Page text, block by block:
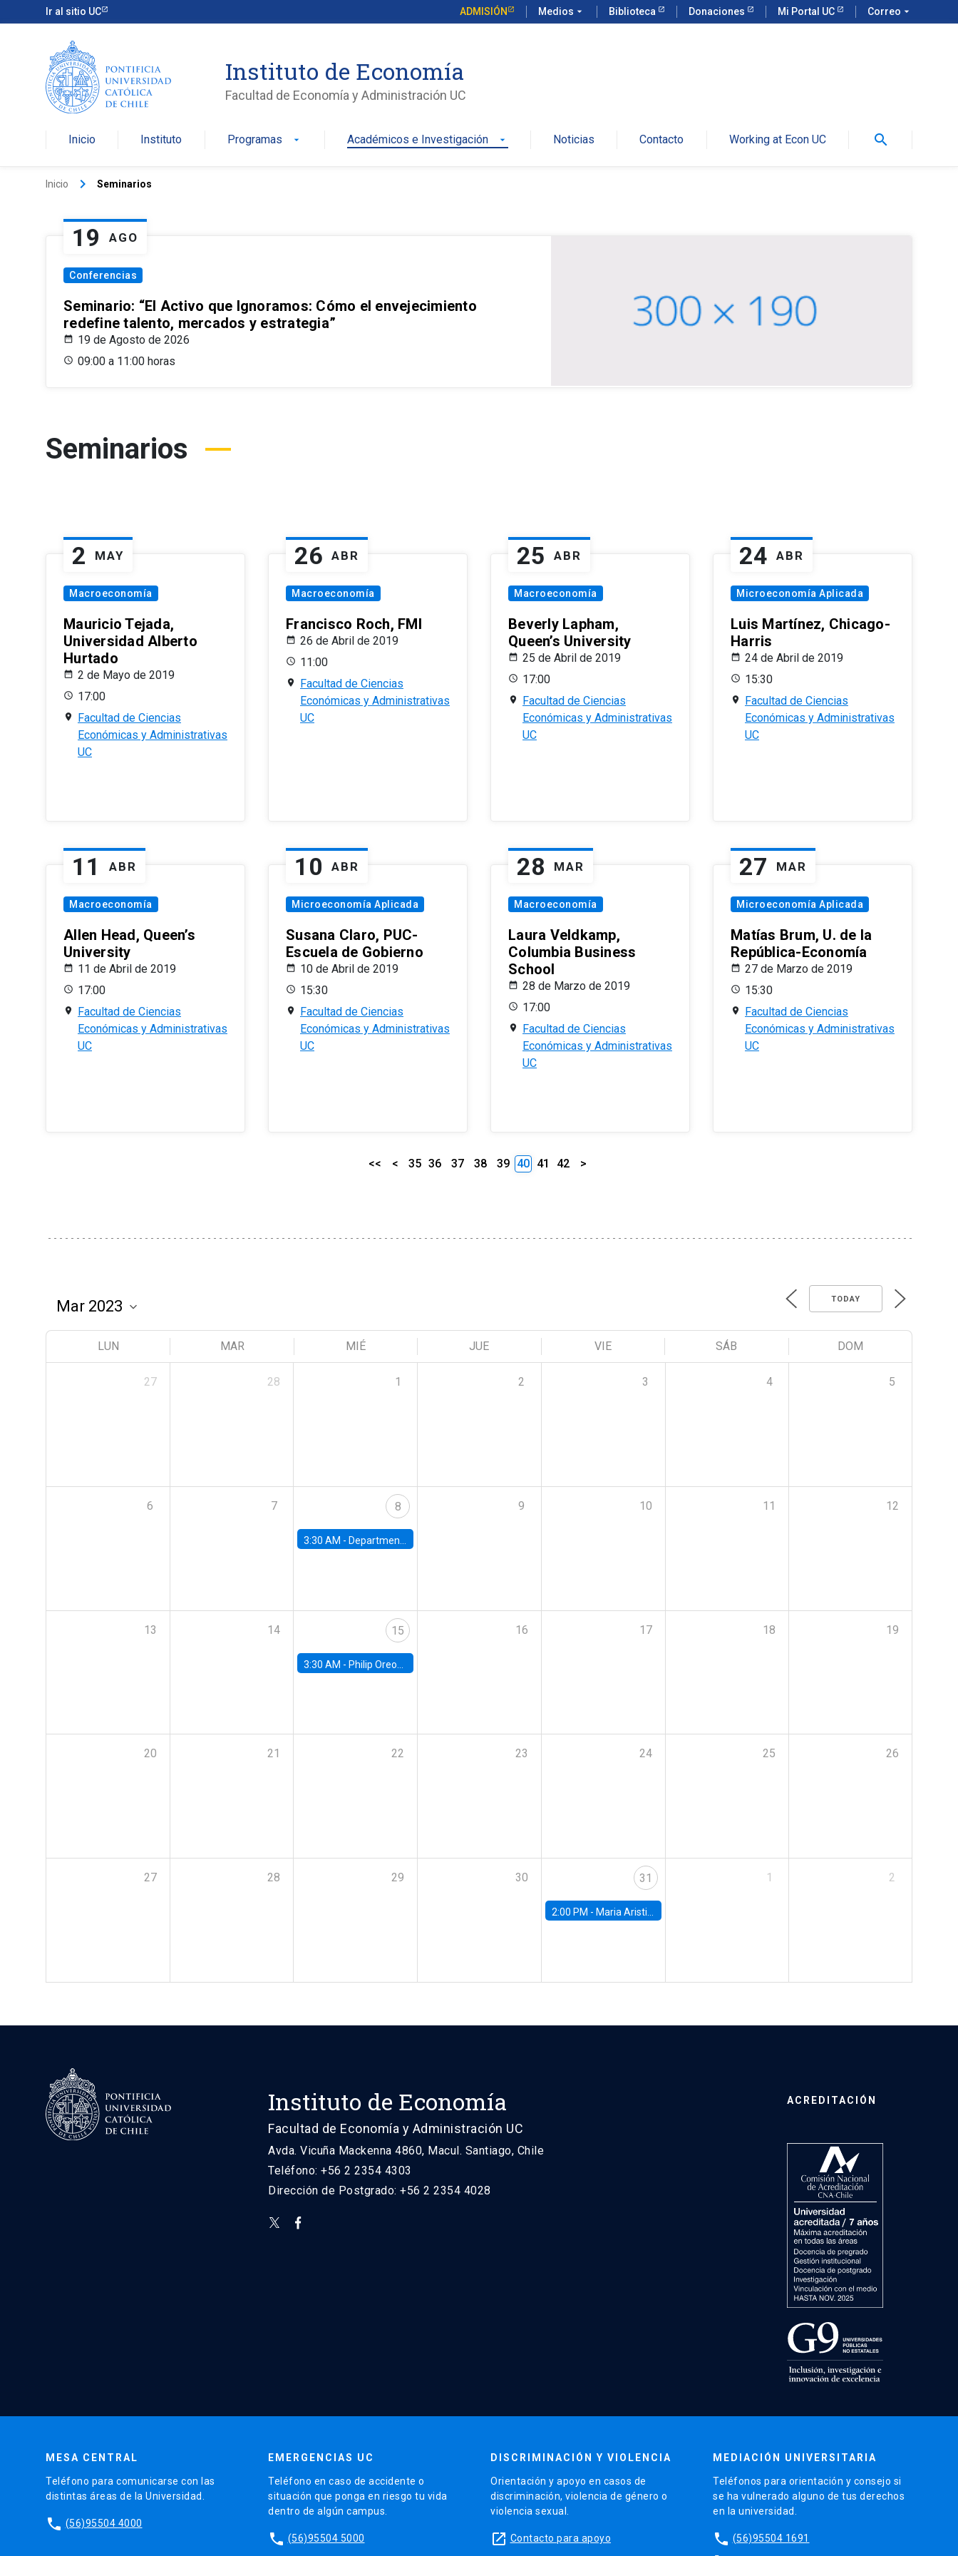
Ir al sitio UC ADMISIÓN Medios arrow_drop_down Biblioteca Donaciones Mi Portal UC Correo arrow_drop_down
Instituto de Economía
Facultad de Economía y Administración UC
Inicio Instituto Programas arrow_drop_down Académicos e Investigación arrow_drop_down Noticias Contacto Working at Econ UC search
Inicio keyboard_arrow_right Seminarios
19 AGO
Conferencias
Seminario: “El Activo que Ignoramos: Cómo el envejecimiento
redefine talento, mercados y estrategia”
19 de Agosto de 2026
09:00 a 11:00 horas
Seminarios
2 MAY
Macroeconomía
Mauricio Tejada,
Universidad Alberto
Hurtado
2 de Mayo de 2019
17:00
Facultad de Ciencias
Económicas y Administrativas
UC
26 ABR
Macroeconomía
Francisco Roch, FMI
26 de Abril de 2019
11:00
Facultad de Ciencias
Económicas y Administrativas
UC
25 ABR
Macroeconomía
Beverly Lapham,
Queen’s University
25 de Abril de 2019
17:00
Facultad de Ciencias
Económicas y Administrativas
UC
24 ABR
Microeconomía Aplicada
Luis Martínez, Chicago-
Harris
24 de Abril de 2019
15:30
Facultad de Ciencias
Económicas y Administrativas
UC
11 ABR
Macroeconomía
Allen Head, Queen’s
University
11 de Abril de 2019
17:00
Facultad de Ciencias
Económicas y Administrativas
UC
10 ABR
Microeconomía Aplicada
Susana Claro, PUC-
Escuela de Gobierno
10 de Abril de 2019
15:30
Facultad de Ciencias
Económicas y Administrativas
UC
28 MAR
Macroeconomía
Laura Veldkamp,
Columbia Business
School
28 de Marzo de 2019
17:00
Facultad de Ciencias
Económicas y Administrativas
UC
27 MAR
Microeconomía Aplicada
Matías Brum, U. de la
República-Economía
27 de Marzo de 2019
15:30
Facultad de Ciencias
Económicas y Administrativas
UC
<< < 35 36 37 38 39 40 41 42 >
TODAY
LUN MAR MIÉ JUE VIE SÁB DOM
27 28 1 2 3 4 5
6 7 8
3:30 AM - Department Seminar: James Robinson
9 10 11 12
13 14 15
3:30 AM - Philip Oreopolous, University of Toronto
16 17 18 19
20 21 22 23 24 25 26
27 28 29 30 31
2:00 PM - Maria Aristizabal-Ramirez, FED Board
1 2
Instituto de Economía
Facultad de Economía y Administración UC
Avda. Vicuña Mackenna 4860, Macul. Santiago, Chile
Teléfono: +56 2 2354 4303
Dirección de Postgrado: +56 2 2354 4028
ACREDITACIÓN
MESA CENTRAL
Teléfono para comunicarse con las
distintas áreas de la Universidad.
phone (56)95504 4000
EMERGENCIAS UC
Teléfono en caso de accidente o
situación que ponga en riesgo tu vida
dentro de algún campus.
phone (56)95504 5000
DISCRIMINACIÓN Y VIOLENCIA
Orientación y apoyo en casos de
discriminación, violencia de género o
violencia sexual.
launch Contacto para apoyo
MEDIACIÓN UNIVERSITARIA
Teléfonos para orientación y consejo si
se ha vulnerado alguno de tus derechos
en la universidad.
phone (56)95504 1691